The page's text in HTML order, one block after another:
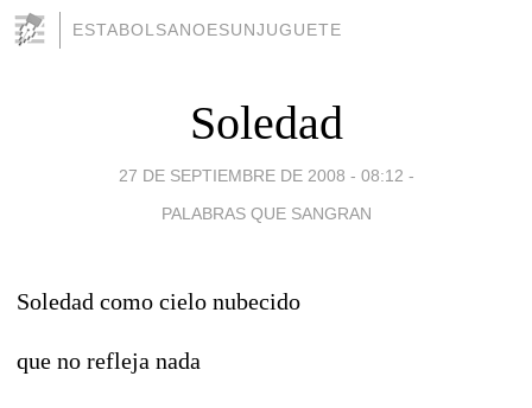
ESTABOLSANOESUNJUGUETE
Soledad
27 DE SEPTIEMBRE DE 2008 - 08:12 -
PALABRAS QUE SANGRAN
Soledad como cielo nubecido
que no refleja nada